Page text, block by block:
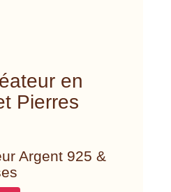
en
Pierres
Argent 925 &